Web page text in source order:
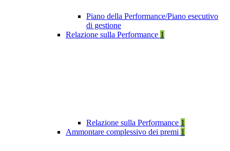
Piano della Performance/Piano esecutivo
di gestione
Relazione sulla Performance 1
Relazione sulla Performance 1
Ammontare complessivo dei premi 1